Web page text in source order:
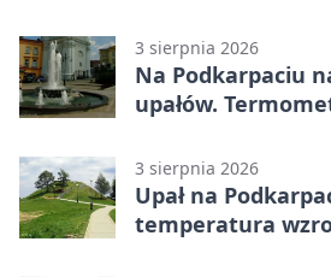
3 sierpnia 2026
Na Podkarpaciu
upałów.
3 sierpnia 2026
Upał na
temperatura